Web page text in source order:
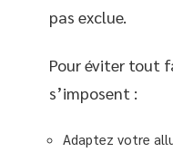
pas exclue.
Pour éviter tout
s’imposent :
Adaptez votre